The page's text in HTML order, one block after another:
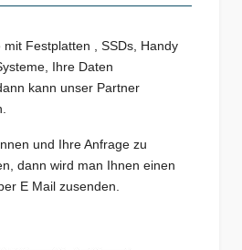
Festplatten , SSDs, Handy
Ihre Daten
kann unser Partner
und Ihre Anfrage zu
dann wird man Ihnen einen
E Mail zusenden.